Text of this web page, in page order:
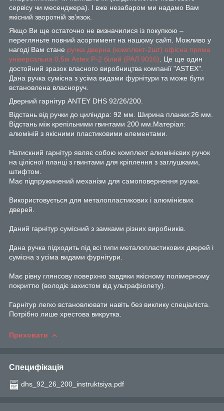
сервісу чи месенджера). І вже незабаром ми надамо Вам
якісний зворотній зв’язок.
Якщо Ви ще остаточно не визначилися із покупкою –
перегляньте повний асортимент на нашому сайті. Можливо у
нагоді Вам стане ручка дверна (комплект-2шт) офісна пряма
універсальна 0,5м Astex Р-2 білий (РАЛ 9016) . Це ще один
достойний зразок власного виробництва компанії "ASTEX".
Дана ручка сумісна з усіма видами фурнітури та може бути
встановлена власноруч.
Дверний гарнітур ANTEY DHS 92/26/200.
Відстань від ручки до циліндра: 92 мм. Ширина планки:26 мм.
Відстань між крепільними гвинтами 200 мм.Матеріал:
алюміній з якісними пластиковими елементами.
Натискний гарнітур являє собою комплект алюмінієвих ручок
на цілісної планці з гвинтами для кріплення з заглушками,
штифтом.
Має підпружинений механізм для самоповернення ручки.
Використовується для металопластикових і алюмінієвих
дверей.
Даний гарнітур сумісний з замками різних виробників.
Дана ручка підходить під всі типи металопластикових дверей і
сумісна з усіма видами фурнітури.
Має рівну глянсову поверхню завдяки якісному полімерному
покриттю (володіє захистом від ультрафіолету).
Гарнітур легко встановлювати навіть без виклику спеціаліста.
Потрібно лише хрестова викрутка.
Приховати
Специфікація
dhs_92_26_200_instruktsiya.pdf